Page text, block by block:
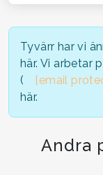
Tyvärr har vi
här. Vi arbetar
(
[email
här.
Andra